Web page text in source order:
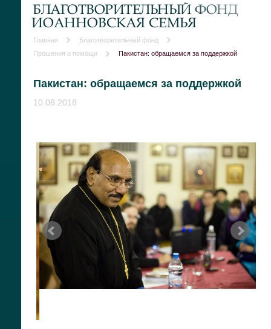
БЛАГОТВОРИТЕЛЬНЫЙ ФОНД
ИОАННОВСКАЯ СЕМЬЯ
Главная
Благотворительный фонд
Прошения о помощи
Пакистан: обращаемся за поддержкой
Пакистан: обращаемся за поддержкой
10.08.2018